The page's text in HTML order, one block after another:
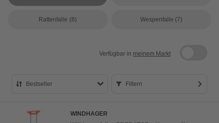
Rattenfalle (8) Wespenfalle (7)
Verfügbar in meinem Markt
Bestseller Filtern
WINDHAGER